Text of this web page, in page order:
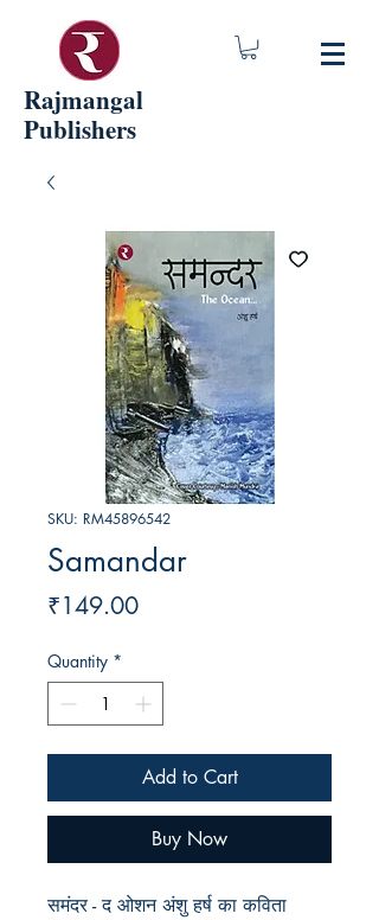
Rajmangal
Publishers
SKU: RM45896542
Samandar
₹149.00Price
Quantity *
Add to Cart
Buy Now
समंदर - द ओशन अंशु हर्ष का कविता